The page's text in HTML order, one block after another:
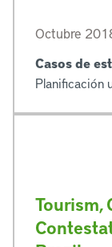
Octubre
Casos de
Planificación
Tourism,